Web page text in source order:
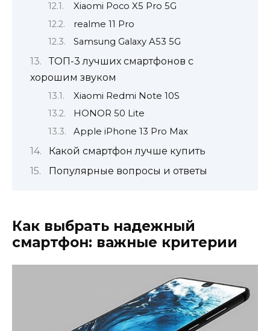
Xiaomi Poco X5 Pro 5G
realme 11 Pro
Samsung Galaxy A53 5G
ТОП-3 лучших смартфонов с
хорошим звуком
Xiaomi Redmi Note 10S
HONOR 50 Lite
Apple iPhone 13 Pro Max
Какой смартфон лучше купить
Популярные вопросы и ответы
Как выбрать надежный
смартфон: важные критерии